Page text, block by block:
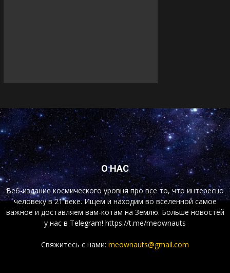
О НАС
Веб-издание космического уровня про все то, что интересно
человеку в 21 веке. Ищем и находим во вселенной самое
важное и доставляем вам-котам на Землю. Больше новостей
у нас в Telegram! https://t.me/meownauts
Свяжитесь с нами: meownauts@gmail.com